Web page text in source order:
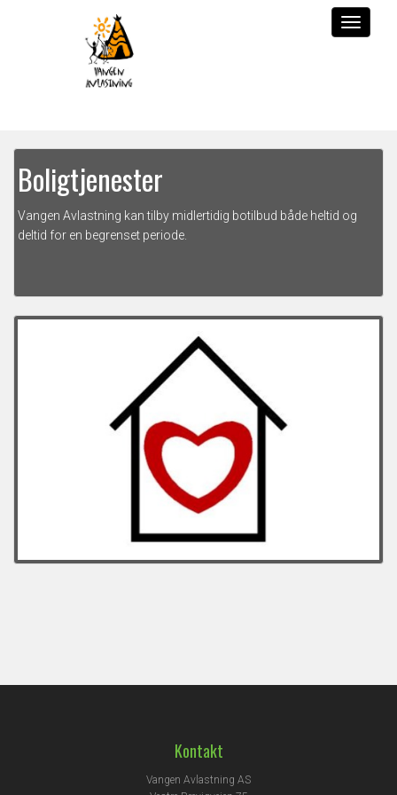
Boligtjenester
Vangen Avlastning kan tilby midlertidig botilbud både heltid og
deltid for en begrenset periode
Kontakt
Vangen Avlastning AS